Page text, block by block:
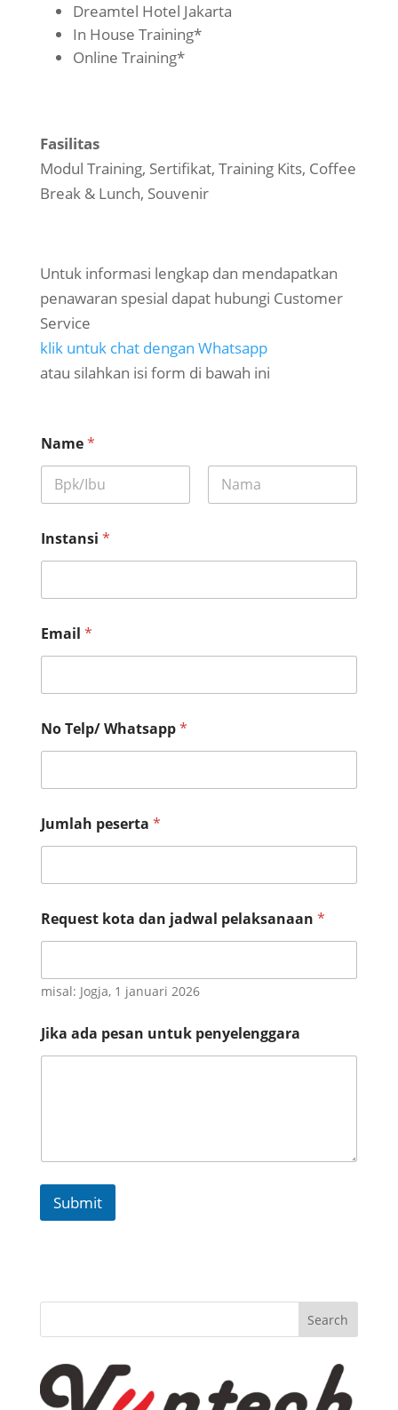
Dreamtel Hotel Jakarta
In House Training*
Online Training*
Fasilitas
Modul Training, Sertifikat, Training Kits, Coffee
Break & Lunch, Souvenir
Untuk informasi lengkap dan mendapatkan
penawaran spesial dapat hubungi Customer
Service
klik untuk chat dengan Whatsapp
atau silahkan isi form di bawah ini
Name*
Instansi *
Email *
n
t
k
u
n
t
k
No Telp/ Whatsapp*
Jumlah peserta *
Request kota dan jadwal pelaksanaan *
misal: Jogja, 1 januari 2026
Jika ada pesan untuk penyelenggara
Submit
Search